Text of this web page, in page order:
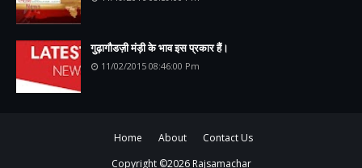
गुढ़ागौडज़ी मंड़ी के भाव इस प्रकार हैं।
11/02/2015 08:46:00 Pm
Home About
Contact Us
Copyright ©2026 Rajsamachar